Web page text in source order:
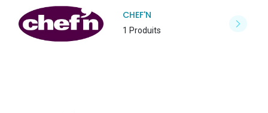
CHEF'N
1 Produits